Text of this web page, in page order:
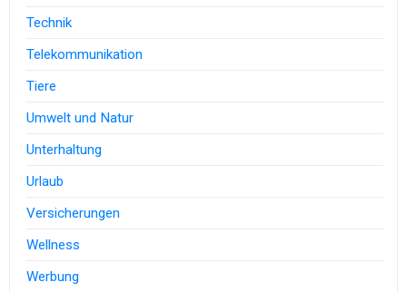
Technik
Telekommunikation
Tiere
Umwelt und Natur
Unterhaltung
Urlaub
Versicherungen
Wellness
Werbung